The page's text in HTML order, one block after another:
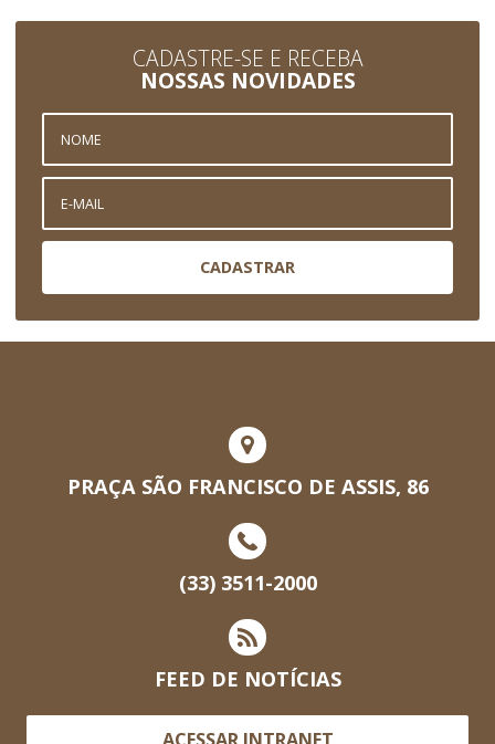
CADASTRE-SE E RECEBA
NOSSAS NOVIDADES
CADASTRAR
PRAÇA SÃO FRANCISCO DE ASSIS, 86
(33) 3511-2000
FEED DE NOTÍCIAS
ACESSAR INTRANET